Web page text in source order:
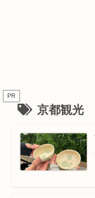
PR
京都観光